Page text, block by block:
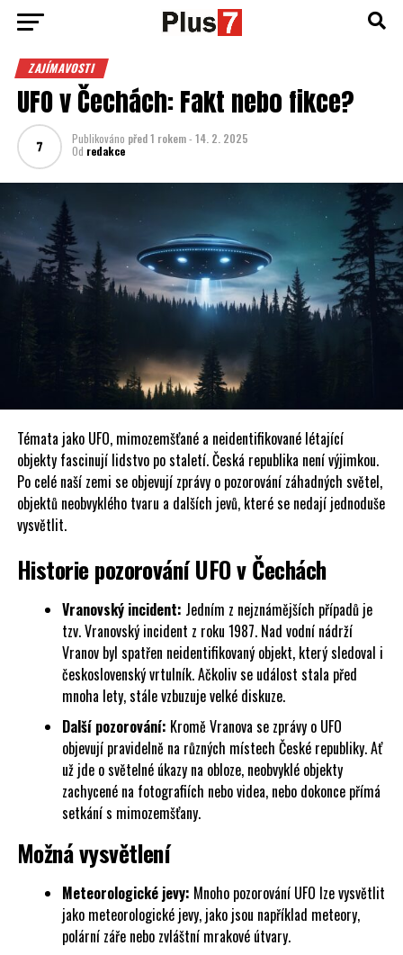
ZAJÍMAVOSTI
UFO v Čechách: Fakt nebo fikce?
Publikováno před 1 rokem- 14. 2. 2025
Od redakce
Témata jako UFO, mimozemšťané a neidentifikované létající
objekty fascinují lidstvo po staletí. Česká republika není výjimkou.
Po celé naší zemi se objevují zprávy o pozorování záhadných světel,
objektů neobvyklého tvaru a dalších jevů, které se nedají jednoduše
vysvětlit.
Historie pozorování UFO v Čechách
Vranovský incident: Jedním z nejznámějších případů je
tzv. Vranovský incident z roku 1987. Nad vodní nádrží
Vranov byl spatřen neidentifikovaný objekt, který sledoval i
československý vrtulník. Ačkoliv se událost stala před
mnoha lety, stále vzbuzuje velké diskuze.
Další pozorování: Kromě Vranova se zprávy o UFO
objevují pravidelně na různých místech České republiky. Ať
už jde o světelné úkazy na obloze, neobvyklé objekty
zachycené na fotografiích nebo videa, nebo dokonce přímá
setkání s mimozemšťany.
Možná vysvětlení
Meteorologické jevy: Mnoho pozorování UFO lze vysvětlit
jako meteorologické jevy, jako jsou například meteory,
polární záře nebo zvláštní mrakové útvary.